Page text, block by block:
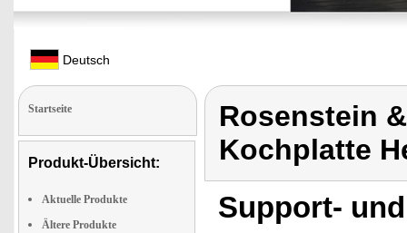
Deutsch
Startseite
Produkt-Übersicht:
Aktuelle Produkte
Ältere Produkte
Rosenstein
Kochplatte
Support-